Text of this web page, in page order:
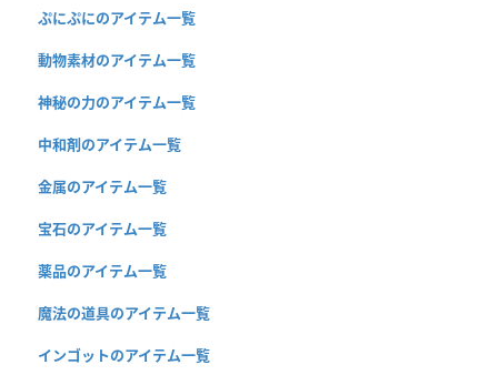
ぷにぷにのアイテム一覧
動物素材のアイテム一覧
神秘の力のアイテム一覧
中和剤のアイテム一覧
金属のアイテム一覧
宝石のアイテム一覧
薬品のアイテム一覧
魔法の道具のアイテム一覧
インゴットのアイテム一覧